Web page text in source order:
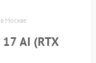
Москве
AI (RTX